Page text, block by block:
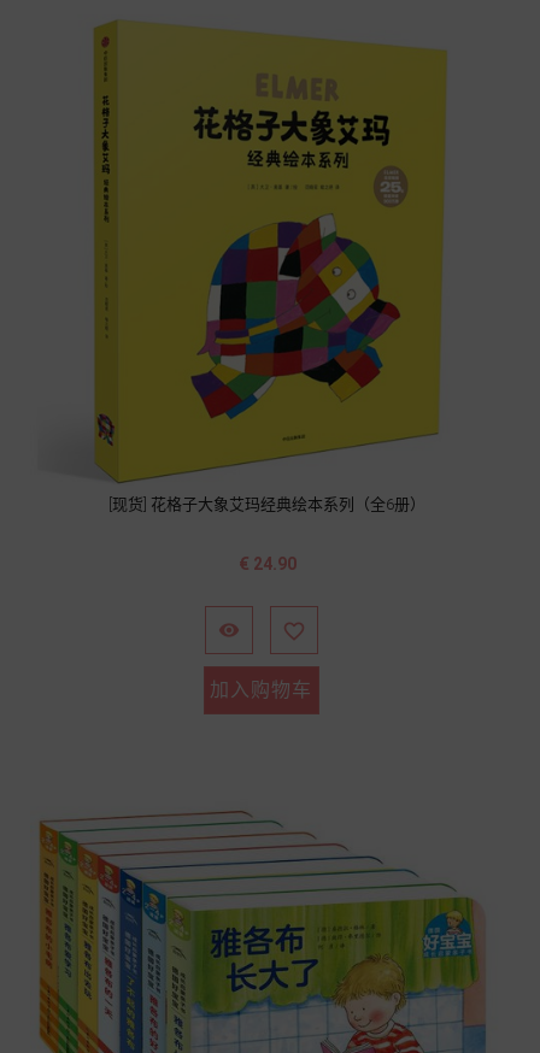
[现货] 花格子大象艾玛经典绘本系列（全6册）
价
€ 24.90
 
加入购物车